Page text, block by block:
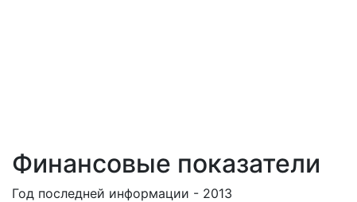
Финансовые показатели
Год последней информации - 2013